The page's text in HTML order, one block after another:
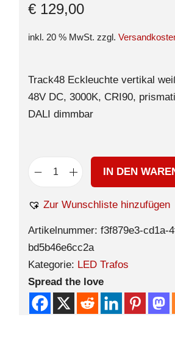
€ 129,00
inkl. 20 % MwSt. zzgl.
Track48 Eckleuchte vertikal
48V DC, 3000K, CRI90,
DALI dimmbar
IN DEN
Zur Wunschliste hinzufügen
Artikelnummer: f3f879e3-cd1a-
bd5b46e6cc2a
Kategorie: LED Trafos
Spread the love